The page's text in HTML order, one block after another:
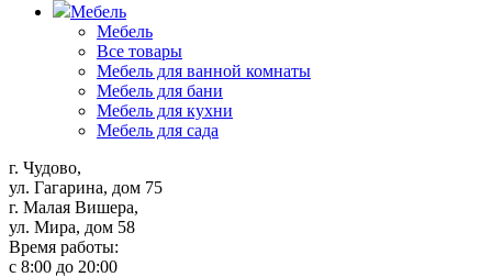
Мебель
Мебель
Все товары
Мебель для ванной комнаты
Мебель для бани
Мебель для кухни
Мебель для сада
г. Чудово,
ул. Гагарина, дом 75
г. Малая Вишера,
ул. Мира, дом 58
Время работы:
с 8:00 до 20:00